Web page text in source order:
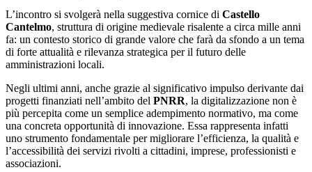
L’incontro si svolgerà nella suggestiva cornice di Castello
Cantelmo, struttura di origine medievale risalente a circa mille anni
fa: un contesto storico di grande valore che farà da sfondo a un tema
di forte attualità e rilevanza strategica per il futuro delle
amministrazioni locali.
Negli ultimi anni, anche grazie al significativo impulso derivante dai
progetti finanziati nell’ambito del PNRR, la digitalizzazione non è
più percepita come un semplice adempimento normativo, ma come
una concreta opportunità di innovazione. Essa rappresenta infatti
uno strumento fondamentale per migliorare l’efficienza, la qualità e
l’accessibilità dei servizi rivolti a cittadini, imprese, professionisti e
associazioni.